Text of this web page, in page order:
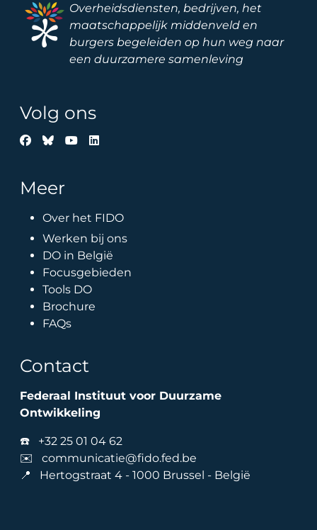
Image
Overheidsdiensten, bedrijven, het
maatschappelijk middenveld en
burgers begeleiden op hun weg naar
een duurzamere samenleving
Volg ons
Meer
Over het FIDO
Werken bij ons
DO in België
Focusgebieden
Tools DO
Brochure
FAQs
Contact
Federaal Instituut voor Duurzame
Ontwikkeling
☎️ +32 25 01 04 62
✉️ communicatie@fido.fed.be
📍 Hertogstraat 4 - 1000 Brussel - België